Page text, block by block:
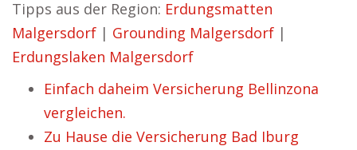
Tipps aus der Region: Erdungsmatten
Malgersdorf | Grounding Malgersdorf |
Erdungslaken Malgersdorf
Einfach daheim Versicherung Bellinzona
vergleichen.
Zu Hause die Versicherung Bad Iburg